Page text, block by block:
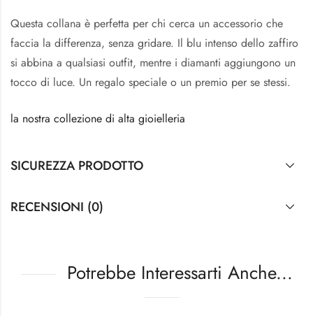
Questa collana è perfetta per chi cerca un accessorio che
faccia la differenza, senza gridare. Il blu intenso dello zaffiro
si abbina a qualsiasi outfit, mentre i diamanti aggiungono un
tocco di luce. Un regalo speciale o un premio per se stessi.
la nostra collezione di alta gioielleria
SICUREZZA PRODOTTO
RECENSIONI (0)
Potrebbe Interessarti Anche...